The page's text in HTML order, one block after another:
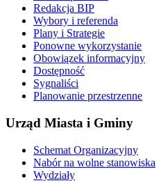
Redakcja BIP
Wybory i referenda
Plany i Strategie
Ponowne wykorzystanie
Obowiązek informacyjny
Dostępność
Sygnaliści
Planowanie przestrzenne
Urząd Miasta i Gminy
Schemat Organizacyjny
Nabór na wolne stanowiska
Wydziały